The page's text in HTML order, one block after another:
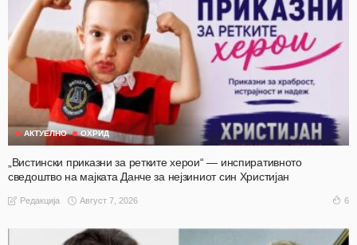
АКТУЕЛНО ОХРИД
„Вистински приказни за ретките херои“ — инспиративното
сведоштво на мајката Данче за нејзиниот син Христијан
Редакција Август 7, 2026 6